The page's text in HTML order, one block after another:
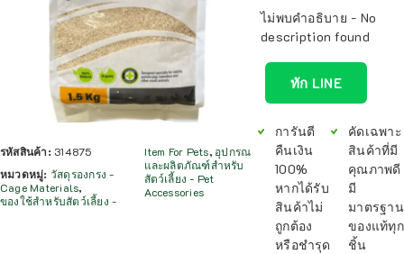
รหัสสินค้า: 314875
หมวดหมู่: วัสดุรองกรง -
Cage Materials,
ของใช้สำหรับสัตว์เลี้ยง -
Item For Pets, อุปกรณ
และผลิตภัณฑ์สำหรับ
สัตว์เลี้ยง - Pet
Accessories
ไม่พบคำอธิบาย - No
description found
ทัก LINE
การันตี
คืนเงิน
100%
หากได้รับ
สินค้าไม่
ถูกต้อง
หรือชำรุด
คัดเฉพาะ
สินค้าที่มี
คุณภาพดี
มี
มาตรฐาน
ของแท้ทุก
ชิ้น